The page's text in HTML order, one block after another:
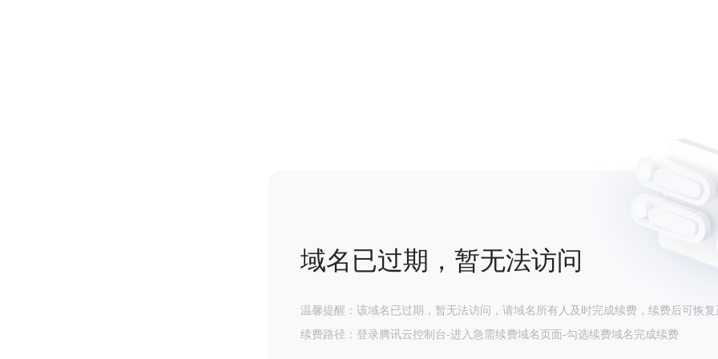
域名已过期，暂无法访问
温馨提醒：该域名已过期，暂无法访问，请域名所有人及时完成续费，续费后可恢复
续费路径：登录腾讯云控制台-进入急需续费域名页面-勾选续费域名完成续费